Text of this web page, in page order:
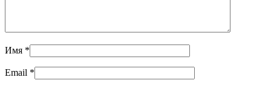
Имя *
Email *